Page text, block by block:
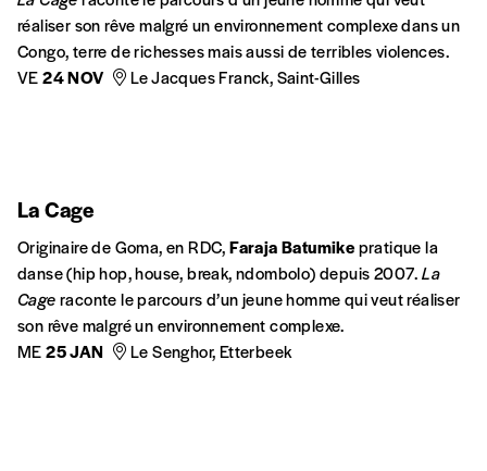
Badibanga Ndeka – dit Badi – interroge le monde et bouscule
les modes.
ME26 MARS Le Senghor, Etterbeek